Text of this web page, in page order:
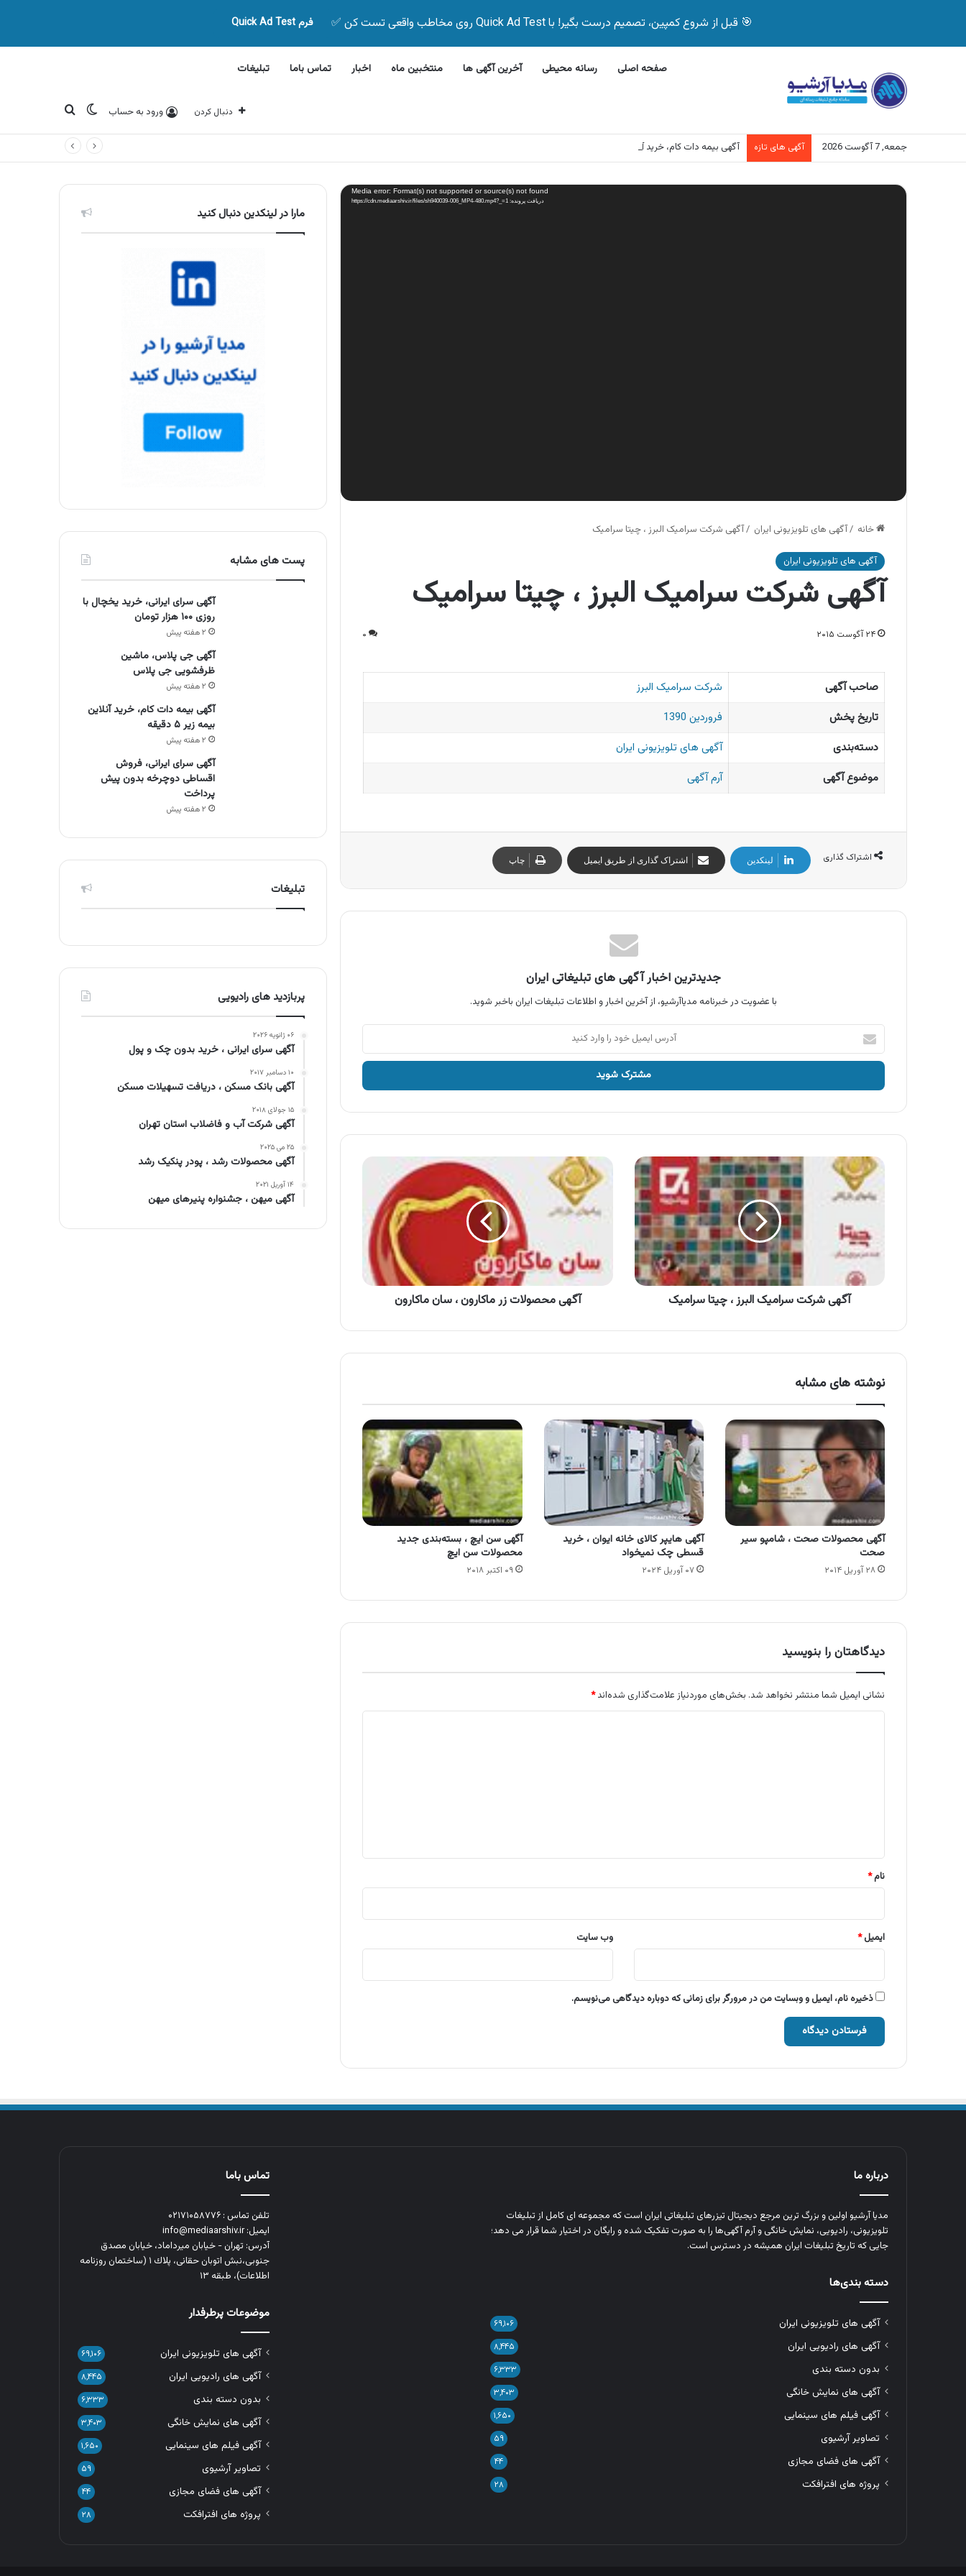
🎯 قبل از شروع کمپین، تصمیم درست بگیر! با Quick Ad Test روی مخاطب واقعی تست کن ✅ فرم Quick Ad Test
صفحه اصلی رسانه محیطی آخرین آگهی ها منتخبین ماه اخبار تماس باما تبلیغات
دنبال کردن ورود به حساب تغییر پوسته
جستجو برای
جمعه, 7 آگوست 2026 آگهی های تازه آگهی بیمه دات کام، خرید آنلاین بیمه زیر ۵ دقیقه
نمایشگر
ویدیو Media error: Format(s) not supported or source(s) not found
دریافت پرونده: https://cdn.mediaarshiv.ir/files/sh940039-006_MP4-480.mp4?_=1
خانه /آگهی های تلویزیونی ایران /آگهی شرکت سرامیک البرز ، چیتا سرامیک
آگهی های تلویزیونی ایران
آگهی شرکت سرامیک البرز ، چیتا سرامیک
۲۴ آگوست ۲۰۱۵ ۰
صاحب آگهی
شرکت سرامیک البرز
تاریخ پخش
فروردین 1390
دسته‌بندی
آگهی های تلویزیونی ایران
موضوع آگهی
آرم آگهی
اشتراک گذاری لینکدین اشتراک گذاری از طریق ایمیل چاپ
جدیدترین اخبار آگهی های تبلیغاتی ایران
با عضویت در خبرنامه مدیاآرشیو، از آخرین اخبار و اطلاعات تبلیغات ایران باخبر شوید.
آدرس
ایمیل
خود
وارد
آگهی
شرکت
سرامیک
چیتا
سرامیک
آگهی شرکت سرامیک البرز ، چیتا سرامیک
آگهی
محصولات
ماکارون
ماکارون
آگهی محصولات زر ماکارون ، سان ماکارون
نوشته های مشابه
آگهی محصولات صحت ، شامپو سیر
صحت
۲۸ آوریل ۲۰۱۴
آگهی هایپر کالای خانه ایوان ، خرید
قسطی چک نمیخواد
۰۷ آوریل ۲۰۲۴
آگهی سن ایچ ، بسته‌بندی جدید
محصولات سن ایچ
۰۹ اکتبر ۲۰۱۸
دیدگاهتان را بنویسید
نشانی ایمیل شما منتشر نخواهد شد. بخش‌های موردنیاز علامت‌گذاری شده‌اند*
نام*
ایمیل* وب‌ سایت
ذخیره نام، ایمیل و وبسایت من در مرورگر برای زمانی که دوباره دیدگاهی می‌نویسم.
مارا در لینکدین دنبال کنید
پست های مشابه
آگهی سرای ایرانی، خرید یخچال با
روزی ۱۰۰ هزار تومان
۲ هفته پیش
آگهی جی پلاس، ماشین
ظرفشویی جی پلاس
۲ هفته پیش
آگهی بیمه دات کام، خرید آنلاین
بیمه زیر ۵ دقیقه
۲ هفته پیش
آگهی سرای ایرانی، فروش
اقساطی دوچرخه بدون پیش
پرداخت
۲ هفته پیش
تبلیغات
پربازدید های رادیویی
۰۶ ژانویه ۲۰۲۶
آگهی سرای ایرانی ، خرید بدون چک و پول
۱۰ دسامبر ۲۰۱۷
آگهی بانک مسکن ، دریافت تسهیلات مسکن
۱۵ جولای ۲۰۱۸
آگهی شرکت آب و فاضلاب استان تهران
۲۵ می ۲۰۲۵
آگهی محصولات رشد ، پودر پنکیک رشد
۱۴ آوریل ۲۰۲۱
آگهی میهن ، جشنواره پنیرهای میهن
درباره ما
مدیا آرشیو اولین و بزرگ‌ ترین مرجع دیجیتال تیزرهای تبلیغاتی ایران است که مجموعه‌ ای کامل از تبلیغات
تلویزیونی، رادیویی، نمایش خانگی و آرم‌ آگهی‌ها را به‌ صورت تفکیک‌ شده و رایگان در اختیار شما قرار می‌ دهد؛
جایی که تاریخ تبلیغات ایران همیشه در دسترس است.
دسته بندی‌ها
آگهی های تلویزیونی ایران ۶۹,۱۰۶
آگهی های رادیویی ایران ۸,۴۴۵
بدون دسته بندی ۶,۳۳۳
آگهی های نمایش خانگی ۳,۴۰۳
آگهی فیلم های سینمایی ۱,۶۵۰
تصاویر آرشیوی ۵۹
آگهی های فضای مجازی ۴۴
پروژه های افترافکت ۲۸
تماس باما
تلفن تماس : ۰۲۱۷۱۰۵۸۷۷۶
ایمیل: info@mediaarshiv.ir
آدرس: تهران - خیابان میرداماد، خیابان مصدق
جنوبی،نبش اتوبان حقانی، پلاك ١ (ساختمان روزنامه
اطلاعات)، طبقه ۱۳
موضوعات پرطرفدار
آگهی های تلویزیونی ایران ۶۹,۱۰۶
آگهی های رادیویی ایران ۸,۴۴۵
بدون دسته بندی ۶,۳۳۳
آگهی های نمایش خانگی ۳,۴۰۳
آگهی فیلم های سینمایی ۱,۶۵۰
تصاویر آرشیوی ۵۹
آگهی های فضای مجازی ۴۴
پروژه های افترافکت ۲۸